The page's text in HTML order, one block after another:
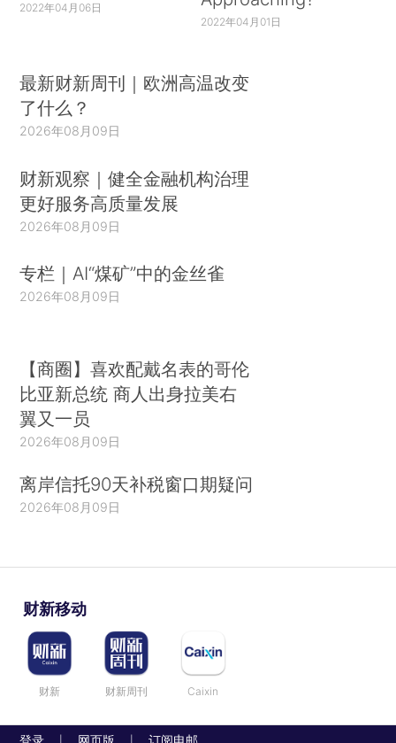
2022年04月06日
2022年04月01日
最新财新周刊｜欧洲高温改变
了什么？
2026年08月09日
财新观察｜健全金融机构治理
更好服务高质量发展
2026年08月09日
专栏｜AI“煤矿”中的金丝雀
2026年08月09日
【商圈】喜欢配戴名表的哥伦
比亚新总统 商人出身拉美右
翼又一员
2026年08月09日
离岸信托90天补税窗口期疑问
2026年08月09日
财新移动
财新 财新周刊 Caixin